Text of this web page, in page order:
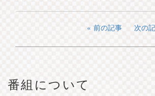
前の記事 次の
番組について